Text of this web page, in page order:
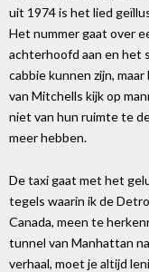
uit 1974 is het lied
Het nummer gaat over
achterhoofd aan en het
cabbie kunnen zijn,
van Mitchells kijk op
niet van hun ruimte te
meer hebben.
De taxi gaat met het
tegels waarin ik de
Canada, meen te
tunnel van Manhattan
verhaal, moet je altijd